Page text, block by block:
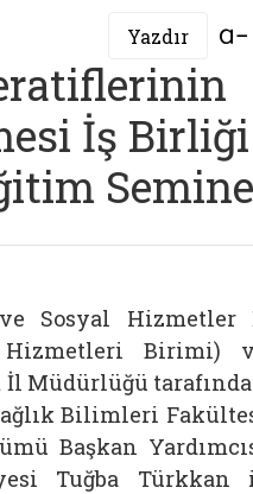
Yazdır
İş Birliği
Sosyal Hizmetler
Hizmetleri Birimi)
İl Müdürlüğü
Bilimleri
Başkan
Tuğba Türkkan